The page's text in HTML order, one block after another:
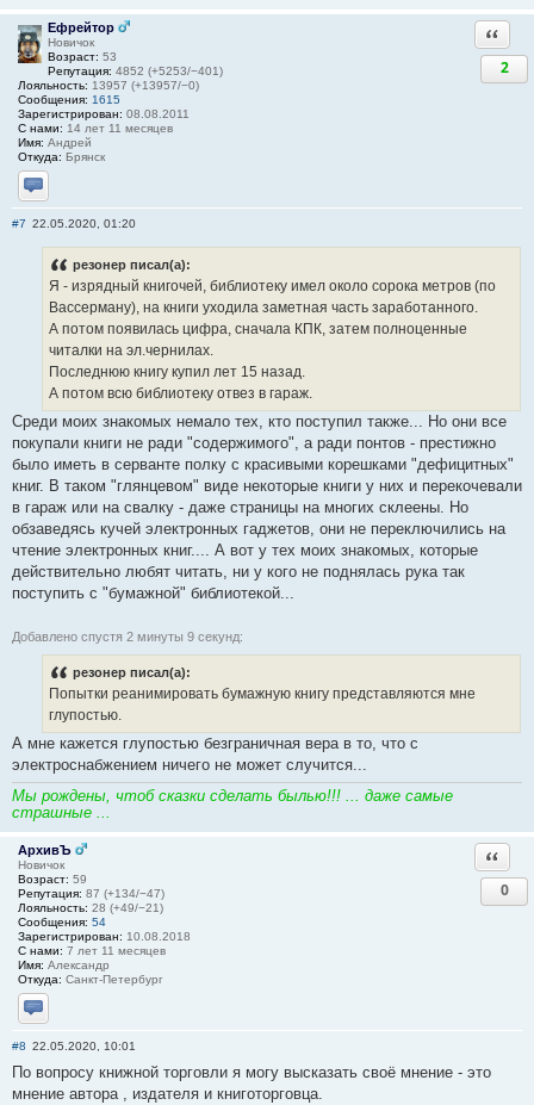
Ефрейтор
Новичок
Возраст: 53
Репутация: 4852 (+5253/−401)
Лояльность: 13957 (+13957/−0)
Сообщения: 1615
Зарегистрирован: 08.08.2011
С нами: 14 лет 11 месяцев
Имя: Андрей
Откуда: Брянск
Отправить личное сообщение
2
#7 22.05.2020, 01:20
резонер писал(а):
Я - изрядный книгочей, библиотеку имел около сорока метров (по
Вассерману), на книги уходила заметная часть заработанного.
А потом появилась цифра, сначала КПК, затем полноценные
читалки на эл.чернилах.
Последнюю книгу купил лет 15 назад.
А потом всю библиотеку отвез в гараж.
Среди моих знакомых немало тех, кто поступил также... Но они все
покупали книги не ради "содержимого", а ради понтов - престижно
было иметь в серванте полку с красивыми корешками "дефицитных"
книг. В таком "глянцевом" виде некоторые книги у них и перекочевали
в гараж или на свалку - даже страницы на многих склеены. Но
обзаведясь кучей электронных гаджетов, они не переключились на
чтение электронных книг.... А вот у тех моих знакомых, которые
действительно любят читать, ни у кого не поднялась рука так
поступить с "бумажной" библиотекой...
Добавлено спустя 2 минуты 9 секунд:
резонер писал(а):
Попытки реанимировать бумажную книгу представляются мне
глупостью.
А мне кажется глупостью безграничная вера в то, что с
электроснабжением ничего не может случится...
Мы рождены, чтоб сказки сделать былью!!! ... даже самые
страшные ...
АрхивЪ
Новичок
Возраст: 59
Репутация: 87 (+134/−47)
Лояльность: 28 (+49/−21)
Сообщения: 54
Зарегистрирован: 10.08.2018
С нами: 7 лет 11 месяцев
Имя: Александр
Откуда: Санкт-Петербург
Отправить личное сообщение
0
#8 22.05.2020, 10:01
По вопросу книжной торговли я могу высказать своё мнение - это
мнение автора , издателя и книготорговца.